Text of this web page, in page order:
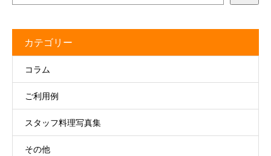
カテゴリー
コラム
ご利用例
スタッフ料理写真集
その他